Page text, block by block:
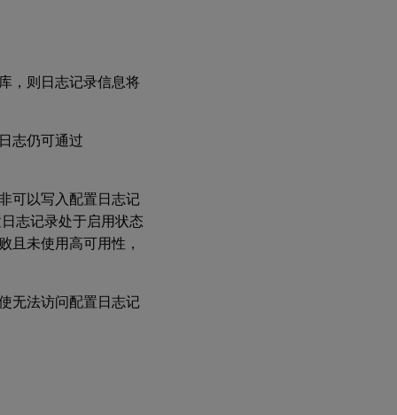
，则日志记录信息将
志仍可通过
可以写入配置日志记
志记录处于启用状态
且未使用高可用性，
无法访问配置日志记